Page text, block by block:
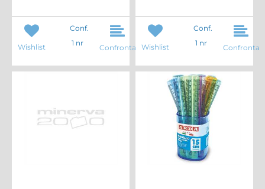
Wishlist
Conf.
1 nr
Confronta Wishlist
Conf.
1 nr
Confronta